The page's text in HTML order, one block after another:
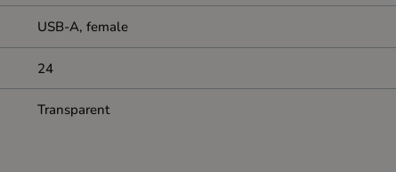
USB-A, female
24
Transparent